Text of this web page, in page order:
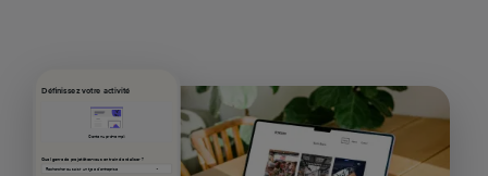
Définissez votre activité
Contenu pré-rempli
Quel genre de projet êtes-vous en train de réaliser ?